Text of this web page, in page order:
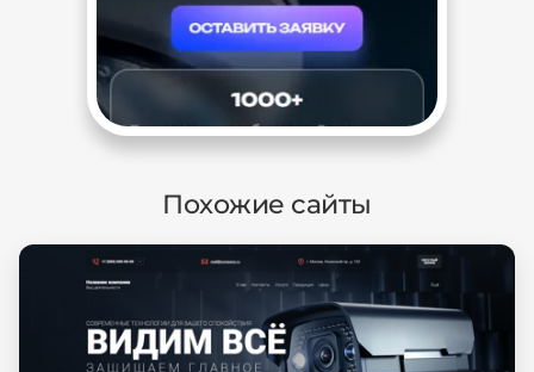
Похожие сайты